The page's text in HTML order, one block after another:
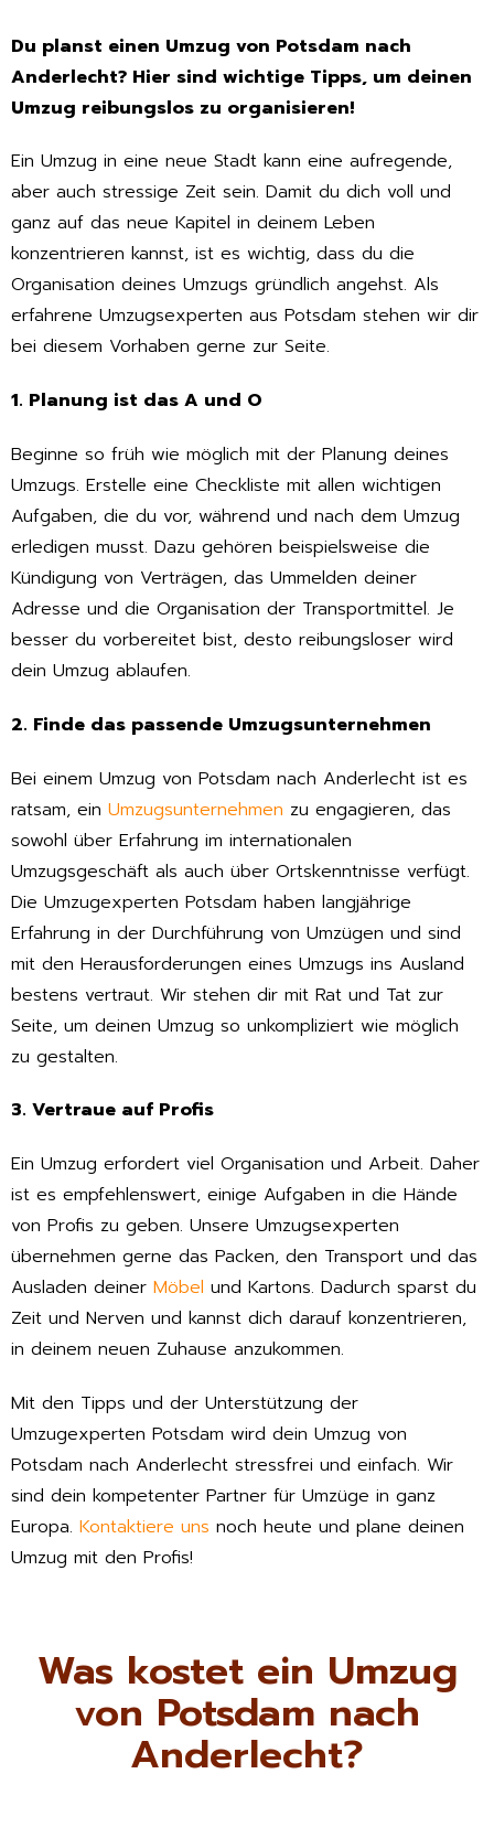
Du planst einen Umzug von Potsdam nach
Anderlecht? Hier sind wichtige Tipps, um deinen
Umzug reibungslos zu organisieren!
Ein Umzug in eine neue Stadt kann eine aufregende,
aber auch stressige Zeit sein. Damit du dich voll und
ganz auf das neue Kapitel in deinem Leben
konzentrieren kannst, ist es wichtig, dass du die
Organisation deines Umzugs gründlich angehst. Als
erfahrene Umzugsexperten aus Potsdam stehen wir dir
bei diesem Vorhaben gerne zur Seite.
1. Planung ist das A und O
Beginne so früh wie möglich mit der Planung deines
Umzugs. Erstelle eine Checkliste mit allen wichtigen
Aufgaben, die du vor, während und nach dem Umzug
erledigen musst. Dazu gehören beispielsweise die
Kündigung von Verträgen, das Ummelden deiner
Adresse und die Organisation der Transportmittel. Je
besser du vorbereitet bist, desto reibungsloser wird
dein Umzug ablaufen.
2. Finde das passende Umzugsunternehmen
Bei einem Umzug von Potsdam nach Anderlecht ist es
ratsam, ein Umzugsunternehmen zu engagieren, das
sowohl über Erfahrung im internationalen
Umzugsgeschäft als auch über Ortskenntnisse verfügt.
Die Umzugexperten Potsdam haben langjährige
Erfahrung in der Durchführung von Umzügen und sind
mit den Herausforderungen eines Umzugs ins Ausland
bestens vertraut. Wir stehen dir mit Rat und Tat zur
Seite, um deinen Umzug so unkompliziert wie möglich
zu gestalten.
3. Vertraue auf Profis
Ein Umzug erfordert viel Organisation und Arbeit. Daher
ist es empfehlenswert, einige Aufgaben in die Hände
von Profis zu geben. Unsere Umzugsexperten
übernehmen gerne das Packen, den Transport und das
Ausladen deiner Möbel und Kartons. Dadurch sparst du
Zeit und Nerven und kannst dich darauf konzentrieren,
in deinem neuen Zuhause anzukommen.
Mit den Tipps und der Unterstützung der
Umzugexperten Potsdam wird dein Umzug von
Potsdam nach Anderlecht stressfrei und einfach. Wir
sind dein kompetenter Partner für Umzüge in ganz
Europa. Kontaktiere uns noch heute und plane deinen
Umzug mit den Profis!
Was kostet ein Umzug
von Potsdam nach
Anderlecht?